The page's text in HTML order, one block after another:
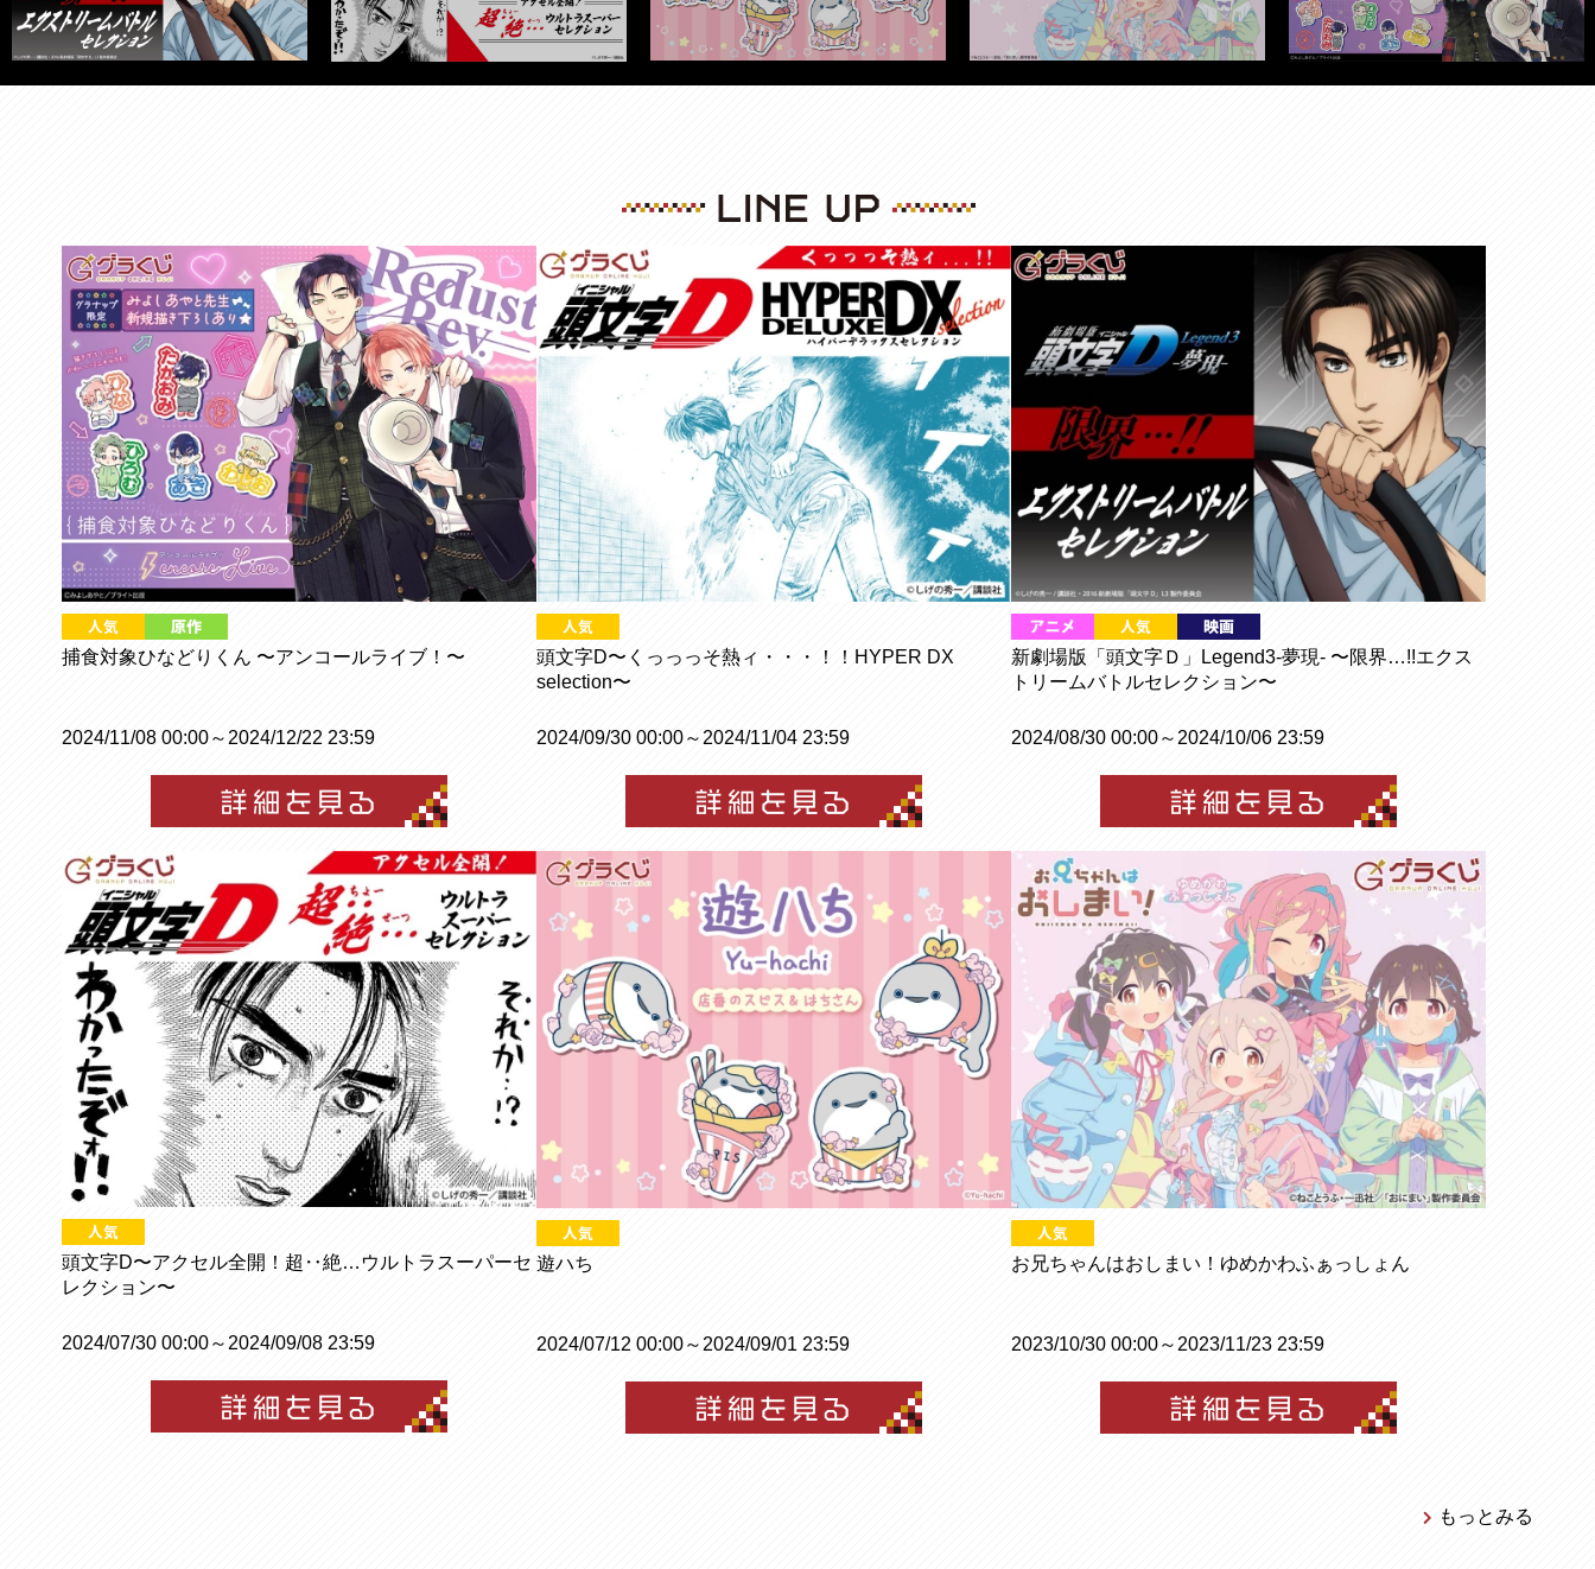
捕食対象ひなどりくん 〜アンコールライブ！〜
2024/11/08 00:00～2024/12/22 23:59
頭文字D〜くっっっそ熱ィ・・・！！HYPER DX
selection〜
2024/09/30 00:00～2024/11/04 23:59
新劇場版「頭文字Ｄ」Legend3-夢現- 〜限界…!!エクス
トリームバトルセレクション〜
2024/08/30 00:00～2024/10/06 23:59
頭文字D〜アクセル全開！超‥絶…ウルトラスーパーセ
レクション〜
2024/07/30 00:00～2024/09/08 23:59
遊ハち
2024/07/12 00:00～2024/09/01 23:59
お兄ちゃんはおしまい！ゆめかわふぁっしょん
2023/10/30 00:00～2023/11/23 23:59
もっとみる